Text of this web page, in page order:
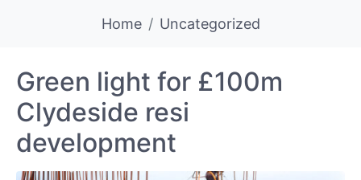
Home Uncategorized
Green light for £100m
Clydeside resi
development